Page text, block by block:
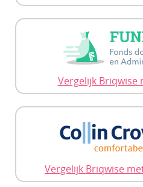
Vergelijk Briqwise
Vergelijk Briqwise